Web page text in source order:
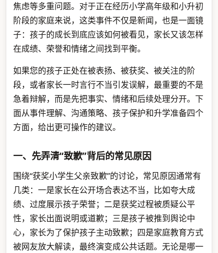
焦虑等多重问题。对于正在经历小学高年级和小升初
阶段的家庭来说，这类事件不仅是新闻，也是一面镜
子：孩子的成长到底应该如何被看见，家长又该怎样
在成绩、荣誉和情绪之间找到平衡。
如果您的孩子正处在被表扬、被获奖、被关注的阶
段，或者家长一时言行不当引发误解，最重要的不是
急着辩解，而是先把事实、情绪和后续处理分开。下
面从事件理解、沟通策略、孩子保护和升学准备四个
方面，给出更可操作的建议。
一、先弄清“致歉”背后的常见原因
围绕“获奖小学生父亲致歉”的讨论，常见原因通常有
几类：一是家长在公开场合表达不当，比如夸大成
绩、过度展示孩子荣誉；二是获奖过程被质疑公平
性，家长出面说明或道歉；三是孩子被推到舆论中
心，家长为了保护孩子主动致歉；四是家庭教育方式
被网友放大解读，最终演变成公共话题。无论是哪一